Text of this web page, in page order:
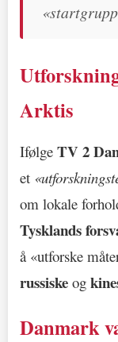
Arktis
Ifølge TV 2
et
om lokale
Tysklands
å «utforske
russiske og
Danmark